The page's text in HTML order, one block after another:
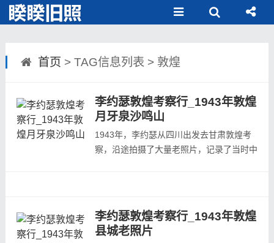
首页 > TAG信息列表 > 敦煌
李约瑟敦煌考察行_1943年敦煌
月牙泉沙鸣山
1943年，李约瑟从四川出发去甘肃敦煌考
察，沿途拍摄了大量老照片，记录了当时中
景观 1943.10.29甘肃 敦煌 月牙泉景观
1943.10.29甘肃 敦煌 月牙泉景观
1943.10.29甘肃 敦煌 月牙泉景观
李约瑟敦煌考察行_1943年敦煌
县城老照片